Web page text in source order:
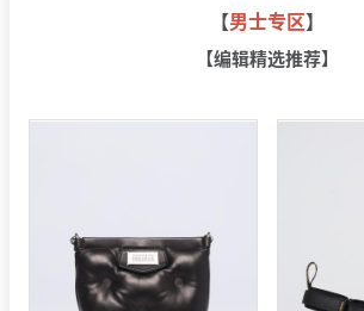
【男士专区】
【编辑精选推荐】